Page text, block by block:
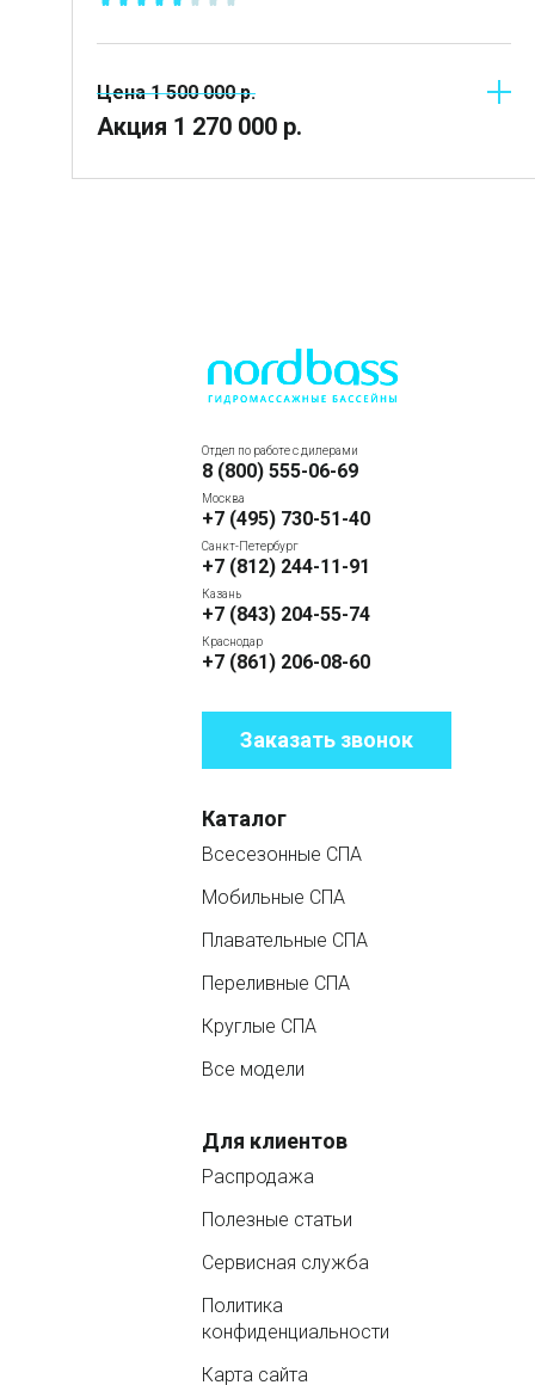
Цена1 500 000р.
Акция 1 270 000 р.
Отдел по работе с дилерами
8 (800) 555-06-69
Москва
+7 (495) 730-51-40
Санкт-Петербург
+7 (812) 244-11-91
Казань
+7 (843) 204-55-74
Краснодар
+7 (861) 206-08-60
Заказать звонок
Каталог
Всесезонные СПА
Мобильные СПА
Плавательные СПА
Переливные СПА
Круглые СПА
Все модели
Для клиентов
Распродажа
Полезные статьи
Сервисная служба
Политика
конфиденциальности
Карта сайта